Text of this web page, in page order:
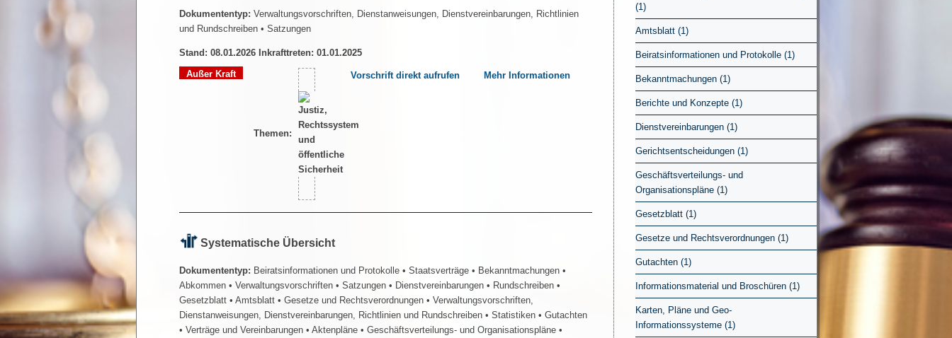
Dokumententyp: Verwaltungsvorschriften, Dienstanweisungen, Dienstvereinbarungen, Richtlinien
und Rundschreiben • Satzungen
Stand: 08.01.2026 Inkrafttreten: 01.01.2025
Außer Kraft
Themen:
Vorschrift direkt aufrufen Mehr Informationen
Systematische Übersicht
Dokumententyp: Beiratsinformationen und Protokolle • Staatsverträge • Bekanntmachungen •
Abkommen • Verwaltungsvorschriften • Satzungen • Dienstvereinbarungen • Rundschreiben •
Gesetzblatt • Amtsblatt • Gesetze und Rechtsverordnungen • Verwaltungsvorschriften,
Dienstanweisungen, Dienstvereinbarungen, Richtlinien und Rundschreiben • Statistiken • Gutachten
• Verträge und Vereinbarungen • Aktenpläne • Geschäftsverteilungs- und Organisationspläne •
(1)
Amtsblatt (1)
Beiratsinformationen und Protokolle (1)
Bekanntmachungen (1)
Berichte und Konzepte (1)
Dienstvereinbarungen (1)
Gerichtsentscheidungen (1)
Geschäftsverteilungs- und
Organisationspläne (1)
Gesetzblatt (1)
Gesetze und Rechtsverordnungen (1)
Gutachten (1)
Informationsmaterial und Broschüren (1)
Karten, Pläne und Geo-
Informationssysteme (1)